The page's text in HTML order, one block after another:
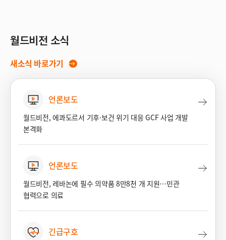
월드비전 소식
새소식 바로가기
언론보도
월드비전, 에콰도르서 기후·보건 위기 대응 GCF 사업 개발
본격화
언론보도
월드비전, 레바논에 필수 의약품 8만8천 개 지원…민관
협력으로 의료
긴급구호